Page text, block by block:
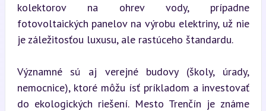
kolektorov na ohrev vody, prípadne
fotovoltaických panelov na výrobu elektriny, už nie
je záležitosťou luxusu, ale rastúceho štandardu.
Významné sú aj verejné budovy (školy, úrady,
nemocnice), ktoré môžu ísť príkladom a investovať
do ekologických riešení. Mesto Trenčín je známe